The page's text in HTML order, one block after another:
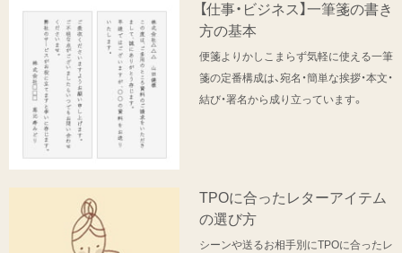
【仕事・ビジネス】一筆箋の書き
方の基本
便箋よりかしこまらず気軽に使える一筆
箋の定番構成は、宛名・簡単な挨拶・本文・
結び・署名から成り立っています。
TPOに合ったレターアイテム
の選び方
シーンや送るお相手別にTPOに合ったレ